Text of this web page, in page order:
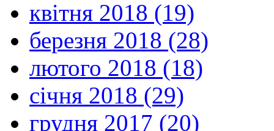
квітня 2018 (19)
березня 2018 (28)
лютого 2018 (18)
січня 2018 (29)
грудня 2017 (20)